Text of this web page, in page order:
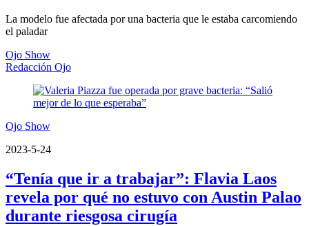
La modelo fue afectada por una bacteria que le estaba carcomiendo
el paladar
Ojo Show
Redacción Ojo
Ojo Show
2023-5-24
“Tenía que ir a trabajar”: Flavia Laos
revela por qué no estuvo con Austin Palao
durante riesgosa cirugía